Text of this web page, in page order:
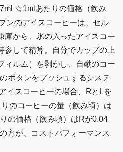
☆1mlあたりの価格（飲み
ンのアイスコーヒーは、セル
庫から、氷の入ったアイスコー
参して精算。自分でカップの上
ィルム）を剥がし、自動のコー
ボタンをプッシュするシステ
イスコーヒーの場合、RとLを
のコーヒーの量（飲み頃）は
の価格（飲み頃）はRが0.04
方が、コストパフォーマンス